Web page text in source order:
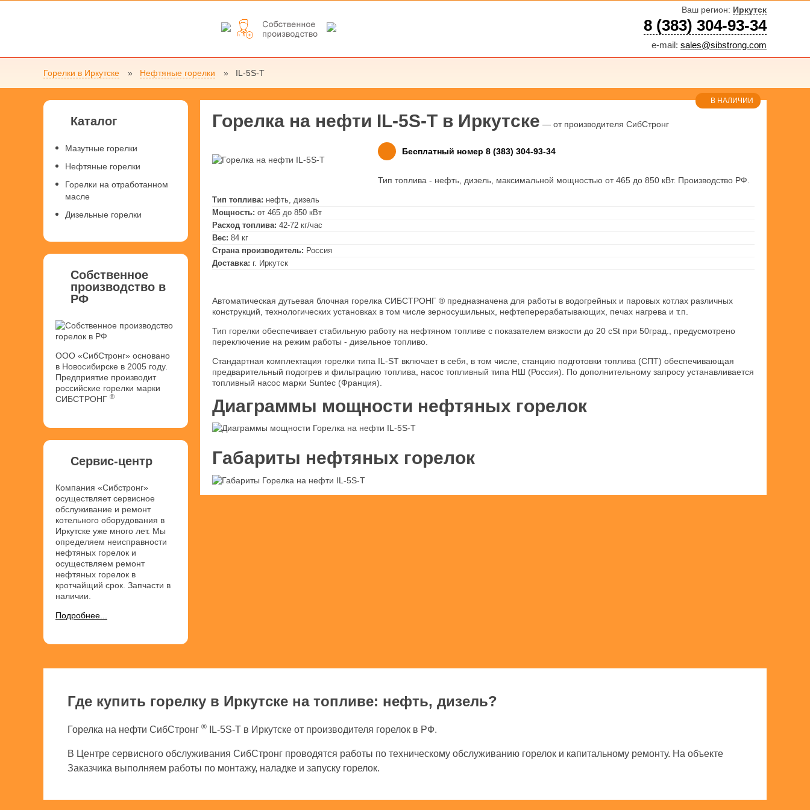
Ваш регион: Иркутск
8 (383) 304-93-34
e-mail: sales@sibstrong.com
Горелки в Иркутске Нефтяные горелки IL-5S-T
Горелка на нефти IL-5S-T в Иркутске — от производителя СибСтронг
В НАЛИЧИИ
Бесплатный номер 8 (383) 304-93-34
Тип топлива - нефть, дизель, максимальной мощностью от 465 до 850 кВт. Производство РФ.
Тип топлива: нефть, дизель
Мощность: от 465 до 850 кВт
Расход топлива: 42-72 кг/час
Вес: 84 кг
Страна производитель: Россия
Доставка: г. Иркутск
Автоматическая дутьевая блочная горелка СИБСТРОНГ ® предназначена для работы в водогрейных и паровых котлах различных
конструкций, технологических установках в том числе зерносушильных, нефтеперерабатывающих, печах нагрева и т.п.
Тип горелки обеспечивает стабильную работу на нефтяном топливе с показателем вязкости до 20 cSt при 50град., предусмотрено
переключение на режим работы - дизельное топливо.
Стандартная комплектация горелки типа IL-ST включает в себя, в том числе, станцию подготовки топлива (СПТ) обеспечивающая
предварительный подогрев и фильтрацию топлива, насос топливный типа НШ (Россия). По дополнительному запросу устанавливается
топливный насос марки Suntec (Франция).
Диаграммы мощности нефтяных горелок
Габариты нефтяных горелок
Каталог
Мазутные горелки
Нефтяные горелки
Горелки на отработанном
масле
Дизельные горелки
Собственное
производство в
РФ
ООО «СибСтронг» основано
в Новосибирске в 2005 году.
Предприятие производит
российские горелки марки
СИБСТРОНГ ®
Сервис-центр
Компания «Сибстронг»
осуществляет сервисное
обслуживание и ремонт
котельного оборудования в
Иркутске уже много лет. Мы
определяем неисправности
нефтяных горелок и
осуществляем ремонт
нефтяных горелок в
кротчайщий срок. Запчасти в
наличии.
Подробнее...
Где купить горелку в Иркутске на топливе: нефть, дизель?
Горелка на нефти СибСтронг ® IL-5S-T в Иркутске от производителя горелок в РФ.
В Центре сервисного обслуживания СибСтронг проводятся работы по техническому обслуживанию горелок и капитальному ремонту. На объекте
Заказчика выполняем работы по монтажу, наладке и запуску горелок.